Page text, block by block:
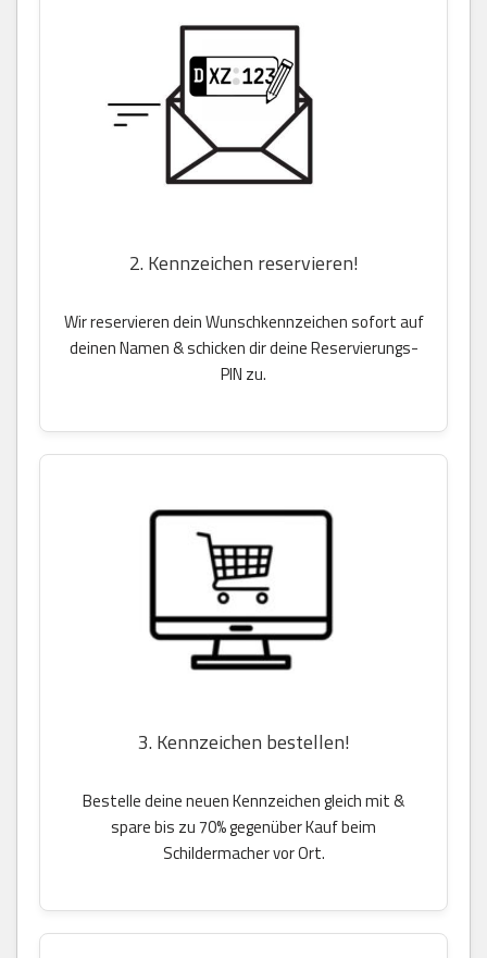
2. Kennzeichen reservieren!
Wir reservieren dein Wunschkennzeichen sofort auf
deinen Namen & schicken dir deine Reservierungs-
PIN zu.
3. Kennzeichen bestellen!
Bestelle deine neuen Kennzeichen gleich mit &
spare bis zu 70% gegenüber Kauf beim
Schildermacher vor Ort.